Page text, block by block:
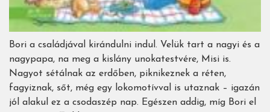
Bori a családjával kirándulni indul. Velük tart a nagyi és a
nagypapa, na meg a kislány unokatestvére, Misi is.
Nagyot sétálnak az erdőben, piknikeznek a réten,
fagyiznak, sőt, még egy lokomotívval is utaznak – igazán
jól alakul ez a csodaszép nap. Egészen addig, míg Bori el